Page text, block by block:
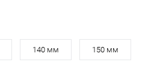
140 мм 150 мм